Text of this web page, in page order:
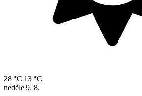
28 °C 13 °C
neděle 9. 8.